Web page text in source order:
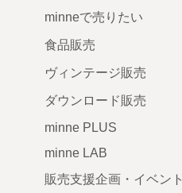
minneで売りたい
食品販売
ヴィンテージ販売
ダウンロード販売
minne PLUS
minne LAB
販売支援企画・イベント